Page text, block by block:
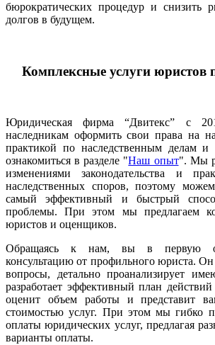
бюрократических процедур и снизить
долгов в будущем.
Комплексные услуги юристов
Юридическая фирма “Двитекс” с
наследникам оформить свои права на
практикой по наследственным делам
ознакомиться в разделе "Наш опыт". Мы
изменениями законодательства и
наследственных споров, поэтому
самый эффективный и быстрый
проблемы. При этом мы предлагаем
юристов и оценщиков.
Обращаясь к нам, вы в первую
консультацию от профильного юриста.
вопросы, детально проанализирует
разработает эффективный план
оценит объем работы и представит
стоимостью услуг. При этом мы гибко
оплаты юридических услуг, предлагая
варианты оплаты.